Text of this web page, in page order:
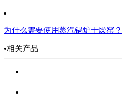
为什么需要使用蒸汽锅炉干燥窑？
•相关产品